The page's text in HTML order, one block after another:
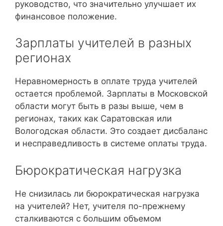
руководство, что значительно улучшает их
финансовое положение.
Зарплаты учителей в разных
регионах
Неравномерность в оплате труда учителей
остается проблемой. Зарплаты в Московской
области могут быть в разы выше, чем в
регионах, таких как Саратовская или
Вологодская области. Это создает дисбаланс
и несправедливость в системе оплаты труда.
Бюрократическая нагрузка
Не снизилась ли бюрократическая нагрузка
на учителей? Нет, учителя по-прежнему
сталкиваются с большим объемом